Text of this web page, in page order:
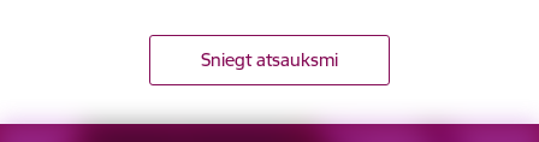
Sniegt atsauksmi